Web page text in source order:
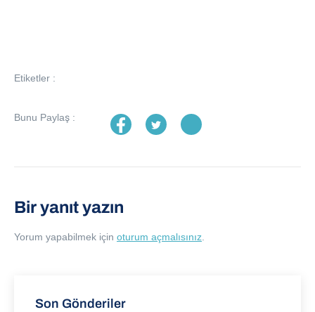
Etiketler :
Bunu Paylaş :
Bir yanıt yazın
Yorum yapabilmek için oturum açmalısınız
Son Gönderiler